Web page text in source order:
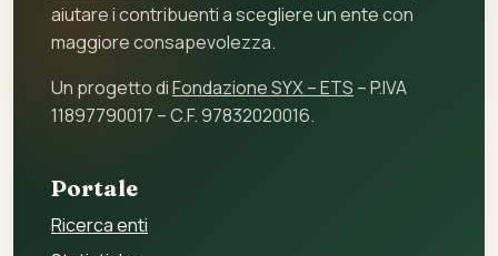
aiutare i contribuenti a scegliere un ente con
maggiore consapevolezza.
Un progetto diFondazione SYX – ETS – P.IVA
11897790017 – C.F. 97832020016.
Portale
Ricerca enti